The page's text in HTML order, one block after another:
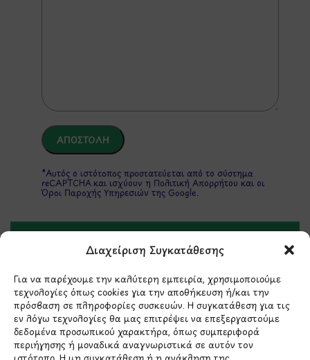
Διαχείριση Συγκατάθεσης
Για να παρέχουμε την καλύτερη εμπειρία, χρησιμοποιούμε
τεχνολογίες όπως cookies για την αποθήκευση ή/και την
πρόσβαση σε πληροφορίες συσκευών. Η συγκατάθεση για τις
εν λόγω τεχνολογίες θα μας επιτρέψει να επεξεργαστούμε
δεδομένα προσωπικού χαρακτήρα, όπως συμπεριφορά
περιήγησης ή μοναδικά αναγνωριστικά σε αυτόν τον
*Αυτός ο ιστότοπος προστατεύεται από το σύστημα
reCAPTCHA και ισχύουν η Πολιτική Απορρήτου και οι
Όροι Παροχής Υπηρεσιώντης Google.
ΣΤΟΙΧΕΙΑ ΕΠΙΚΟΙΝΩΝΙΑΣ
Holargos Center (Ισόγειο)
Λ.Περικλέους 56,
Χολαργός 15561